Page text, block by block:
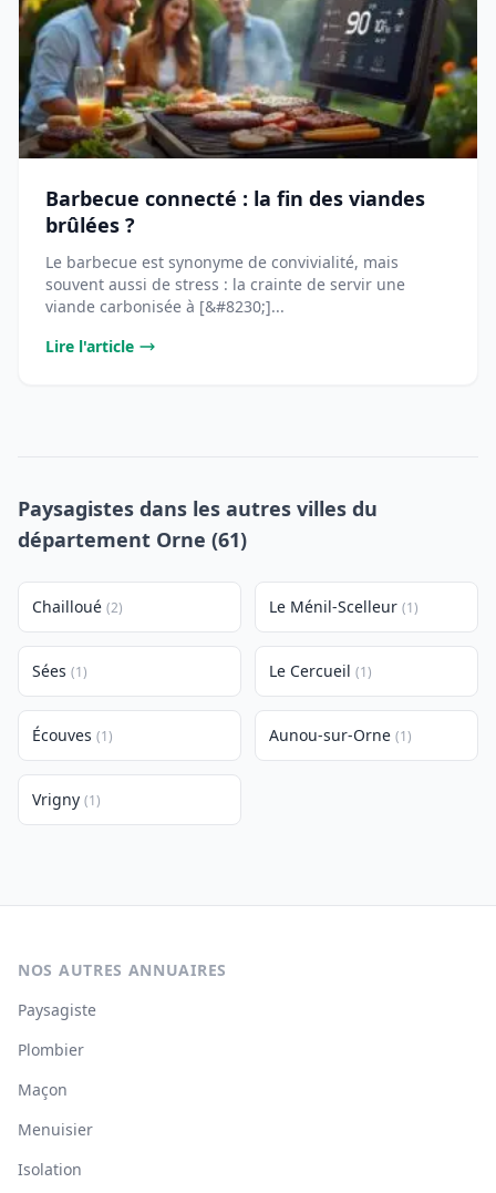
Barbecue connecté : la fin des viandes
brûlées ?
Le barbecue est synonyme de convivialité, mais
souvent aussi de stress : la crainte de servir une
viande carbonisée à [&#8230;]...
Lire l'article
Paysagistes dans les autres villes du
département Orne (61)
Chailloué (2) Le Ménil-Scelleur (1)
Sées (1) Le Cercueil (1)
Écouves (1) Aunou-sur-Orne (1)
Vrigny (1)
NOS AUTRES ANNUAIRES
Paysagiste
Plombier
Maçon
Menuisier
Isolation